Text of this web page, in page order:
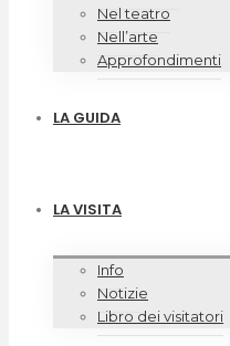
Nel teatro
Nell’arte
Approfondimenti
LA GUIDA
LA VISITA
Info
Notizie
Libro dei visitatori